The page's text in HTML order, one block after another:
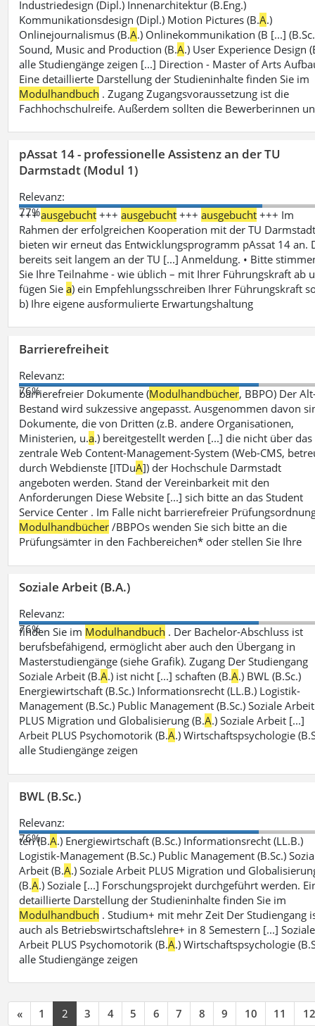
Industriedesign (Dipl.) Innenarchitektur (B.Eng.)
Kommunikationsdesign (Dipl.) Motion Pictures (B.A.)
Onlinejournalismus (B.A.) Onlinekommunikation (B [...]
Sound, Music and Production (B.A.) User Experience Design
alle Studiengänge zeigen [...] Direction - Master of Arts
Eine detaillierte Darstellung der Studieninhalte finden Sie im
Modulhandbuch . Zugang Zugangsvoraussetzung ist die
Fachhochschulreife. Außerdem sollten die Bewerberinnen
pAssat 14 - professionelle Assistenz an der TU
Darmstadt (Modul 1)
Relevanz:
77%
+++ausgebucht +++ausgebucht +++ausgebucht +++ Im
Rahmen der erfolgreichen Kooperation mit der TU
bieten wir erneut das Entwicklungsprogramm pAssat 14 an.
bereits seit langem an der TU [...] Anmeldung. • Bitte
Sie Ihre Teilnahme - wie üblich – mit Ihrer Führungskraft ab
fügen Siea) ein Empfehlungsschreiben Ihrer Führungskraft
b) Ihre eigene ausformulierte Erwartungshaltung
Barrierefreiheit
Relevanz:
76%
barrierefreier Dokumente (Modulhandbücher, BBPO) Der
Bestand wird sukzessive angepasst. Ausgenommen davon
Dokumente, die von Dritten (z.B. andere Organisationen,
Ministerien, u.a.) bereitgestellt werden [...] die nicht über das
zentrale Web Content-Management-System (Web-CMS,
durch Webdienste [ITDuA]) der Hochschule Darmstadt
angeboten werden. Stand der Vereinbarkeit mit den
Anforderungen Diese Website [...] sich bitte an das Student
Service Center . Im Falle nicht barrierefreier
Modulhandbücher /BBPOs wenden Sie sich bitte an die
Prüfungsämter in den Fachbereichen* oder stellen Sie Ihre
Soziale Arbeit (B.A.)
Relevanz:
76%
finden Sie im Modulhandbuch . Der Bachelor-Abschluss ist
berufsbefähigend, ermöglicht aber auch den Übergang in
Masterstudiengänge (siehe Grafik). Zugang Der Studiengang
Soziale Arbeit (B.A.) ist nicht [...] schaften (B.A.) BWL (B.Sc.)
Energiewirtschaft (B.Sc.) Informationsrecht (LL.B.) Logistik-
Management (B.Sc.) Public Management (B.Sc.) Soziale Arbeit
PLUS Migration und Globalisierung (B.A.) Soziale Arbeit [...]
Arbeit PLUS Psychomotorik (B.A.) Wirtschaftspsychologie
alle Studiengänge zeigen
BWL (B.Sc.)
Relevanz:
76%
ten (B.A.) Energiewirtschaft (B.Sc.) Informationsrecht (LL.B.)
Logistik-Management (B.Sc.) Public Management (B.Sc.)
Arbeit (B.A.) Soziale Arbeit PLUS Migration und
(B.A.) Soziale [...] Forschungsprojekt durchgeführt werden.
detaillierte Darstellung der Studieninhalte finden Sie im
Modulhandbuch . Studium+ mit mehr Zeit Der Studiengang
auch als Betriebswirtschaftslehre+ in 8 Semestern [...] Soziale
Arbeit PLUS Psychomotorik (B.A.) Wirtschaftspsychologie
alle Studiengänge zeigen
« 1 2 3 4 5 6 7 8 9 10 11 12